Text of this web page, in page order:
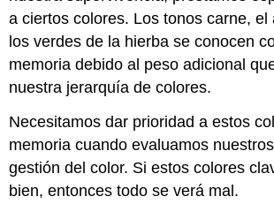
a ciertos colores. Los tonos carne, el
los verdes de la hierba se conocen
memoria debido al peso adicional
nuestra jerarquía de colores.
Necesitamos dar prioridad a estos
memoria cuando evaluamos
gestión del color. Si estos colores
bien, entonces todo se verá mal.